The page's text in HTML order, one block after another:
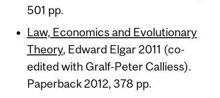
501 pp.
Law, Economics and Evolutionary
Theory, Edward Elgar 2011 (co-
edited with Gralf-Peter Calliess).
Paperback 2012, 378 pp.